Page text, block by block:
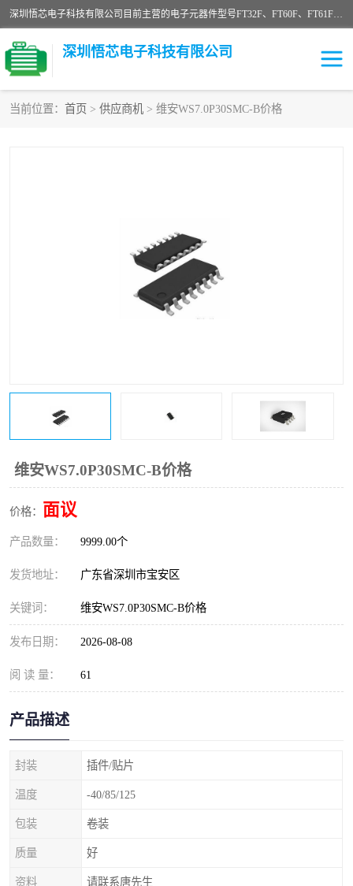
深圳悟芯电子科技有限公司目前主营的电子元器件型号FT32F、FT60F、FT61F、FT62F、FT64F、FT61FC、MCU EEPROM MOS LDO 稳压管 触摸IC DC-DC AC-DC 协议IC等，广泛应用于LED射灯、LED日光灯、等诸多领域。
深圳悟芯电子科技有限公司
当前位置： 首页 > 供应商机 > 维安WS7.0P30SMC-B价格
维安WS7.0P30SMC-B价格
价格： 面议
产品数量： 9999.00个
发货地址： 广东省深圳市宝安区
关键词： 维安WS7.0P30SMC-B价格
发布日期： 2026-08-08
阅 读 量： 61
产品描述
封装 插件/贴片
温度 -40/85/125
包装 卷装
质量 好
资料 请联系唐先生
FT61F
FT64F
FT61F022
FT61F021